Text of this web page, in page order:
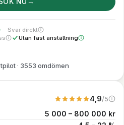
trots betalningsanmärkning
Svar direkt
Svar på ansökan: Samma dag
den går vidare, och utbetalningstiden
Utan fast anställning
Fast anställning krävs inte, men du
· 3553 omdömen
4,9/5
Vårt eget betyg.
5 000 – 800 000 kr